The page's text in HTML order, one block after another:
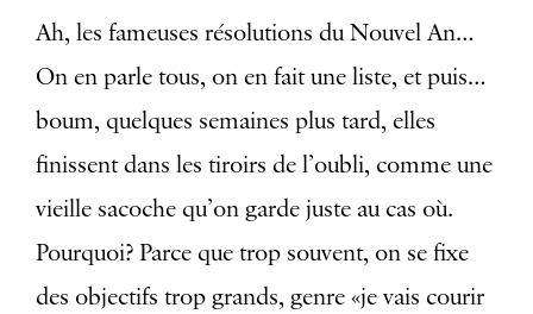
Ah, les fameuses résolutions du Nouvel An…
On en parle tous, on en fait une liste, et puis…
boum, quelques semaines plus tard, elles
finissent dans les tiroirs de l’oubli, comme une
vieille sacoche qu’on garde juste au cas où.
Pourquoi? Parce que trop souvent, on se fixe
des objectifs trop grands, genre «je vais courir